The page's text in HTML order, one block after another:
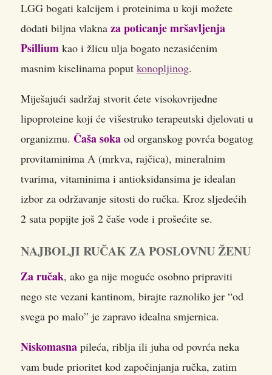
LGG bogati kalcijem i proteinima u koji možete
dodati biljna vlakna za poticanje mršavljenja
Psillium kao i žlicu ulja bogato nezasićenim
masnim kiselinama poput konopljinog.
Miješajući sadržaj stvorit ćete visokovrijedne
lipoproteine koji će višestruko terapeutski djelovati u
organizmu. Čaša soka od organskog povrća bogatog
provitaminima A (mrkva, rajčica), mineralnim
tvarima, vitaminima i antioksidansima je idealan
izbor za održavanje sitosti do ručka. Kroz sljedećih
2 sata popijte još 2 čaše vode i prošećite se.
NAJBOLJI RUČAK ZA POSLOVNU ŽENU
Za ručak, ako ga nije moguće osobno pripraviti
nego ste vezani kantinom, birajte raznoliko jer “od
svega po malo” je zapravo idealna smjernica.
Niskomasna pileća, riblja ili juha od povrća neka
vam bude prioritet kod započinjanja ručka, zatim